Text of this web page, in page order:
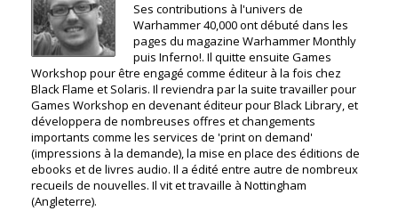
Ses contributions à l'univers de
Warhammer 40,000 ont débuté dans les
pages du magazine Warhammer Monthly
puis Inferno!. Il quitte ensuite Games
Workshop pour être engagé comme éditeur à la fois chez
Black Flame et Solaris. Il reviendra par la suite travailler pour
Games Workshop en devenant éditeur pour Black Library, et
développera de nombreuses offres et changements
importants comme les services de 'print on demand'
(impressions à la demande), la mise en place des éditions de
ebooks et de livres audio. Il a édité entre autre de nombreux
recueils de nouvelles. Il vit et travaille à Nottingham
(Angleterre).